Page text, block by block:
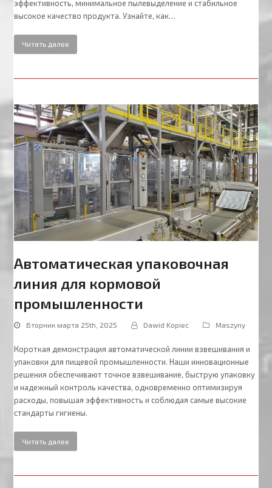
эффективность, минимальное пылевыделение и стабильное
высокое качество продукта. Узнайте, как…
Читать далее
Автоматическая упаковочная
линия для кормовой
промышленности
Вторник марта 25th, 2025 Dawid Kopiec Maszyny
Короткая демонстрация автоматической линии взвешивания и
упаковки для пищевой промышленности. Наши инновационные
решения обеспечивают точное взвешивание, быструю упаковку
и надежный контроль качества, одновременно оптимизируя
расходы, повышая эффективность и соблюдая самые высокие
стандарты гигиены.
Читать далее